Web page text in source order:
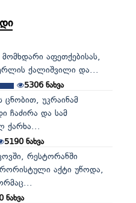
აფეთქებისას,
ქალიშვილი და...
5306ნახვა
უკრაინამ
ჩაძირა და სამ
ქარხა...
5190ნახვა
რესტორანში
აქტი უწოდა,
ნახვა